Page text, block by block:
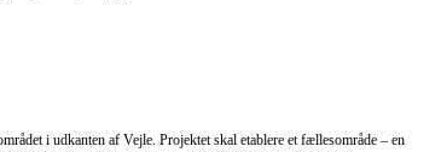
i udkanten af Vejle. Projektet skal etablere et fællesområde – en